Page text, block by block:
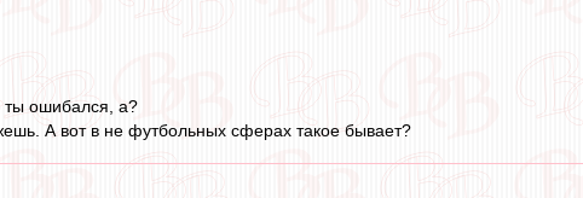
ты ошибался, а?
А вот в не футбольных сферах такое бывает?